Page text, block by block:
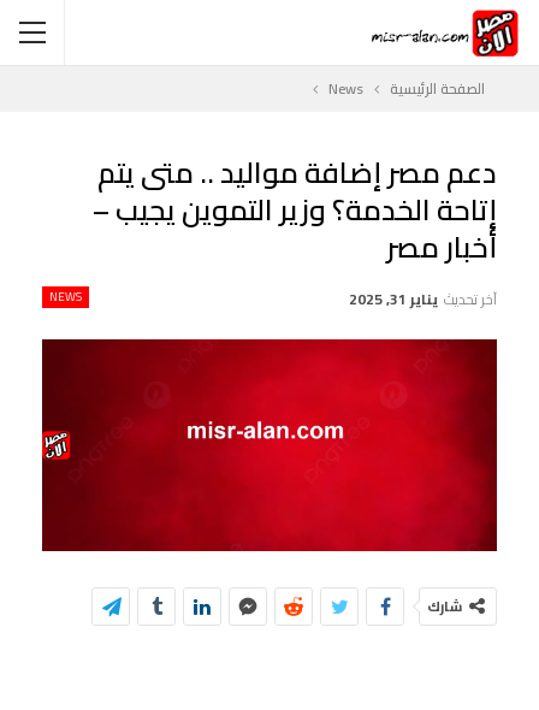
الصفحة الرئيسية News
دعم مصر إضافة مواليد .. متى يتم
إتاحة الخدمة؟ وزير التموين يجيب –
أخبار مصر
NEWS آخر تحديث يناير 31, 2025
شارك